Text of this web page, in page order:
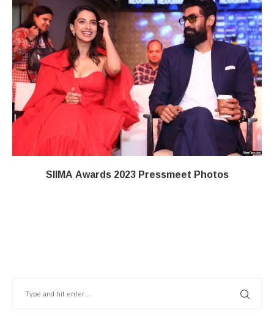
SIIMA Awards 2023 Pressmeet Photos